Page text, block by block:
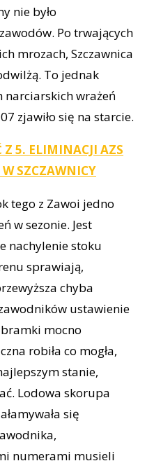
nie było
Po trwających
mrozach, Szczawnica
To jednak
narciarskich wrażeń
zjawiło się na starcie.
Z 5. ELIMINACJI AZS
SZCZAWNICY
tego z Zawoi jedno
w sezonie. Jest
nachylenie stoku
sprawiają,
chyba
ustawienie
bramki mocno
robiła co mogła,
stanie,
Lodowa skorupa
się
numerami musieli